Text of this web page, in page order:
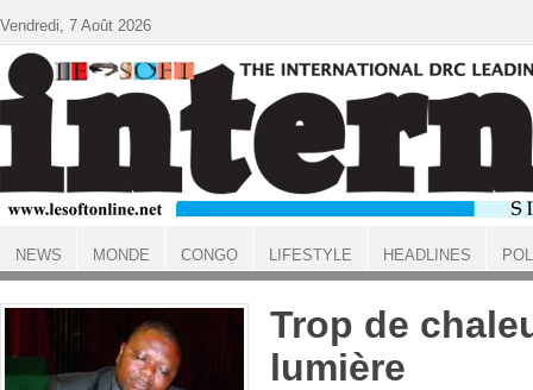
ACCUEIL
Trop de
lumière
Vendredi, 7 Août 2026
NEWS MONDE CONGO LIFESTYLE HEADLINES